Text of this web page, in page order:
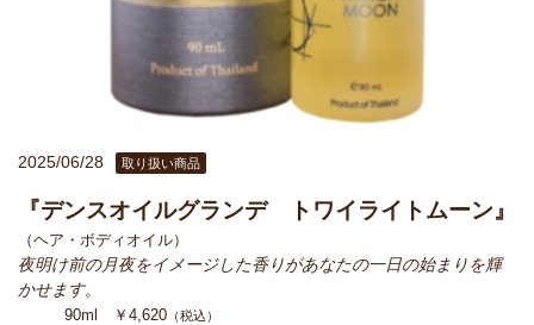
2025/06/28 取り扱い商品
『デンスオイルグランデ トワイライトムーン』
（ヘア・ボディオイル）
夜明け前の月夜をイメージした香りがあなたの一日の始まりを輝
かせます。
90ml ￥4,620 （税込）